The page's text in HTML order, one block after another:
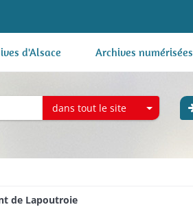
d'Alsace Archives numérisées
dans tout le site
de Lapoutroie